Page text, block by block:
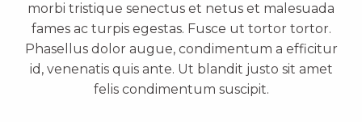
morbi tristique senectus et netus et malesuada
fames ac turpis egestas. Fusce ut tortor tortor.
Phasellus dolor augue, condimentum a efficitur
id, venenatis quis ante. Ut blandit justo sit amet
felis condimentum suscipit.